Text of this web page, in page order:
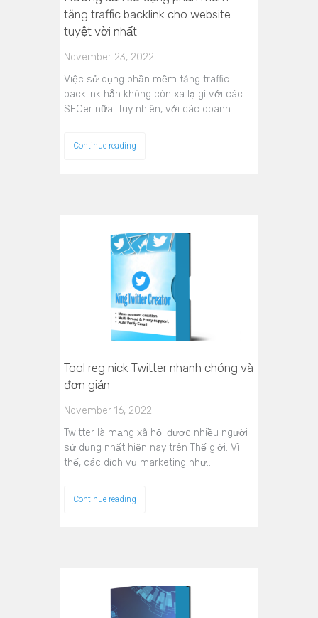
tăng traffic backlink cho website
tuyệt vời nhất
November 23, 2022
Việc sử dụng phần mềm tăng traffic
backlink hẳn không còn xa lạ gì với các
SEOer nữa. Tuy nhiên, với các doanh…
Continue reading
Tool reg nick Twitter nhanh chóng và
đơn giản
November 16, 2022
Twitter là mạng xã hội được nhiều người
sử dụng nhất hiện nay trên Thế giới. Vì
thế, các dịch vụ marketing như…
Continue reading